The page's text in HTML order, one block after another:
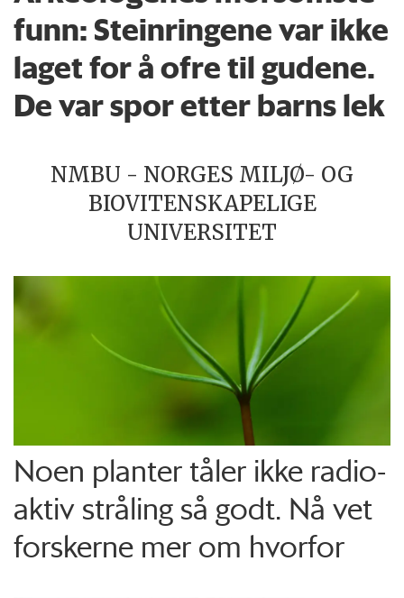
funn: Steinringene var ikke
laget for å ofre til gudene.
De var spor etter barns lek
NMBU - NORGES MILJØ- OG
BIOVITENSKAPELIGE
UNIVERSITET
Noen planter tåler ikke radio­
aktiv stråling så godt. Nå vet
forskerne mer om hvorfor